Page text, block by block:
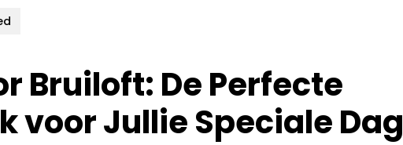
Bruiloft: De Perfecte
voor Jullie Speciale Dag